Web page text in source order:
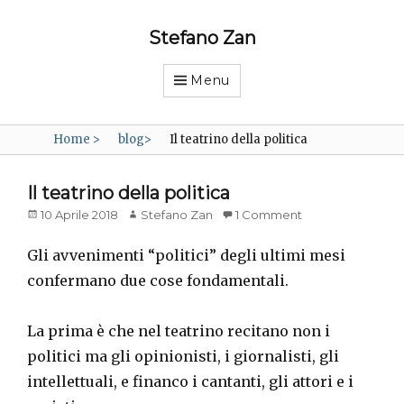
Stefano Zan
Menu
Home > blog> Il teatrino della politica
Il teatrino della politica
Posted
10 Aprile 2018 Author
Stefano Zan 1 Comment
Gli avvenimenti “politici” degli ultimi mesi
confermano due cose fondamentali.
La prima è che nel teatrino recitano non i
politici ma gli opinionisti, i giornalisti, gli
intellettuali, e financo i cantanti, gli attori e i